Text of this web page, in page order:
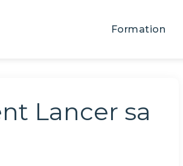
Formation
Lancer sa